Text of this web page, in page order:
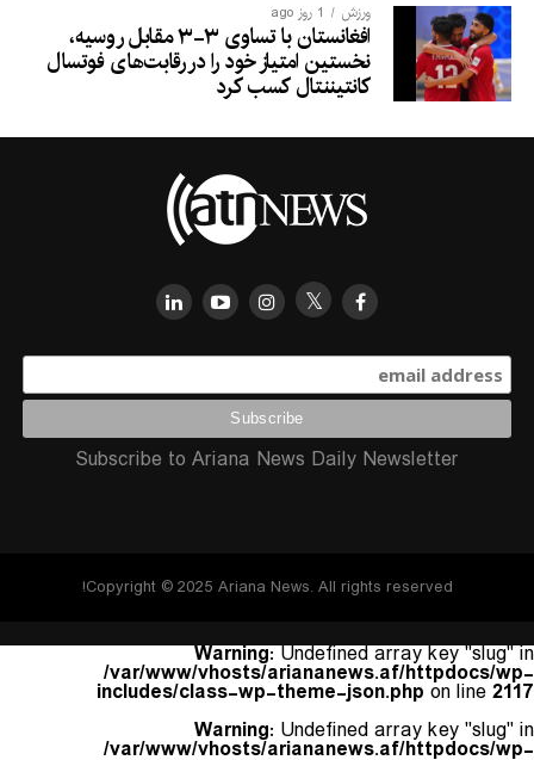
ورزش 1 روز ago
افغانستان با تساوی ۳-۳ مقابل روسیه،
نخستین امتیاز خود را در رقابت‌های فوتسال
کانتیننتال کسب کرد
Subscribe to Ariana News Daily Newsletter
Copyright © 2025 Ariana News. All rights reserved!
Warning: Undefined array key "slug" in
/var/www/vhosts/ariananews.af/httpdocs/wp-
includes/class-wp-theme-json.php on line2117
Warning: Undefined array key "slug" in
/var/www/vhosts/ariananews.af/httpdocs/wp-